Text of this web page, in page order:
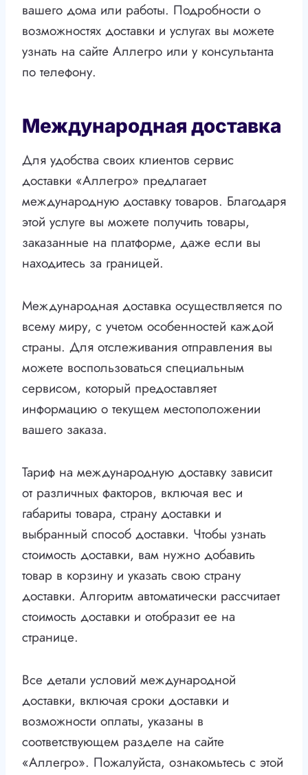
вашего дома или работы. Подробности о
возможностях доставки и услугах вы можете
узнать на сайте Аллегро или у консультанта
по телефону.
Международная доставка
Для удобства своих клиентов сервис
доставки «Аллегро» предлагает
международную доставку товаров. Благодаря
этой услуге вы можете получить товары,
заказанные на платформе, даже если вы
находитесь за границей.
Международная доставка осуществляется по
всему миру, с учетом особенностей каждой
страны. Для отслеживания отправления вы
можете воспользоваться специальным
сервисом, который предоставляет
информацию о текущем местоположении
вашего заказа.
Тариф на международную доставку зависит
от различных факторов, включая вес и
габариты товара, страну доставки и
выбранный способ доставки. Чтобы узнать
стоимость доставки, вам нужно добавить
товар в корзину и указать свою страну
доставки. Алгоритм автоматически рассчитает
стоимость доставки и отобразит ее на
странице.
Все детали условий международной
доставки, включая сроки доставки и
возможности оплаты, указаны в
соответствующем разделе на сайте
«Аллегро». Пожалуйста, ознакомьтесь с этой